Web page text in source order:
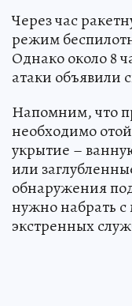
Через час
режим
Однако около 8
атаки объявили
Напомним, что
необходимо
укрытие –
или
обнаружения
нужно набрать
экстренных